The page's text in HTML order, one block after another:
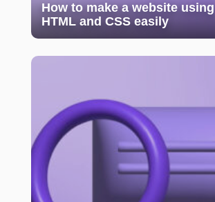
How to make a website using
HTML and CSS easily